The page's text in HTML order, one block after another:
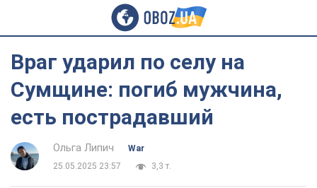
Враг ударил по селу на
Сумщине: погиб мужчина,
есть пострадавший
Ольга Липич
War
25.05.2025 23:57
3,3 т.